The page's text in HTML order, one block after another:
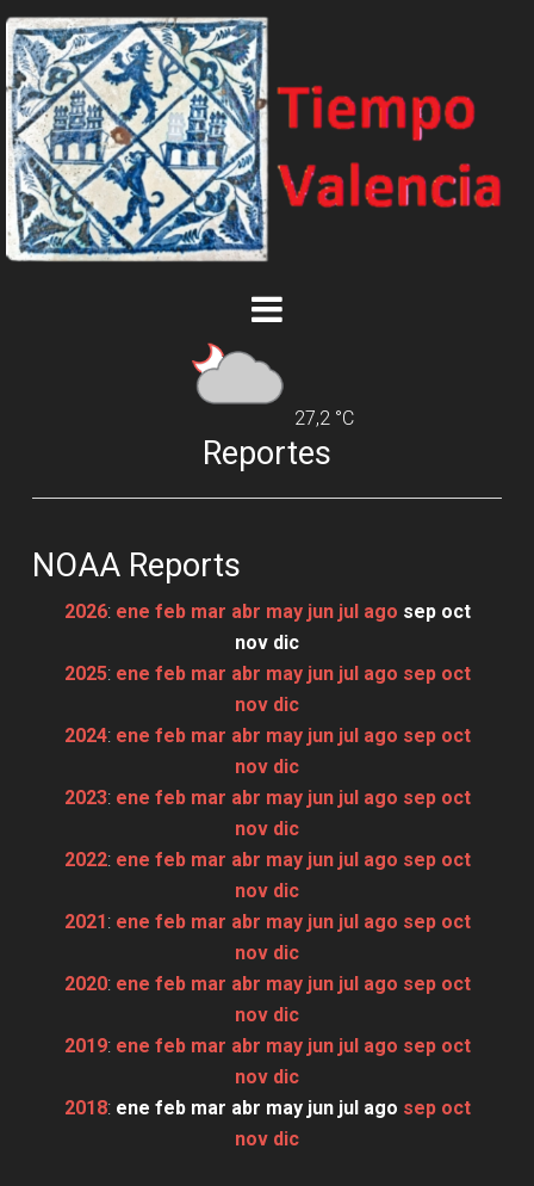
27,2 °C
Reportes
NOAA Reports
2026: ene feb mar abr may jun jul ago sep oct
nov dic
2025: ene feb mar abr may jun jul ago sep oct
nov dic
2024: ene feb mar abr may jun jul ago sep oct
nov dic
2023: ene feb mar abr may jun jul ago sep oct
nov dic
2022: ene feb mar abr may jun jul ago sep oct
nov dic
2021: ene feb mar abr may jun jul ago sep oct
nov dic
2020: ene feb mar abr may jun jul ago sep oct
nov dic
2019: ene feb mar abr may jun jul ago sep oct
nov dic
2018: ene feb mar abr may jun jul ago sep oct
nov dic